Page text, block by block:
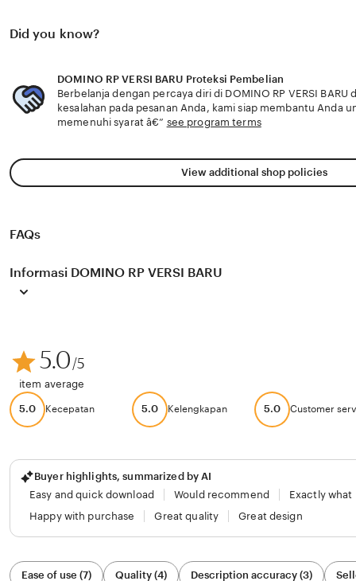
Did you know?
DOMINO RP VERSI BARU Proteksi Pembelian
Berbelanja dengan percaya diri di DOMINO RP VERSI
kesalahan pada pesanan Anda, kami siap membantu Anda
memenuhi syarat â€” see program terms
View additional shop policies
FAQs
Informasi DOMINO RP VERSI BARU
5.0/5
item average
5.0 Kecepatan 5.0 Kelengkapan 5.0 Customer
Buyer highlights, summarized by AI
Easy and quick download
Would recommend
Exactly what
Happy with purchase
Great quality Great design
Filter
Ease of use (7) Quality (4) Description accuracy (3)